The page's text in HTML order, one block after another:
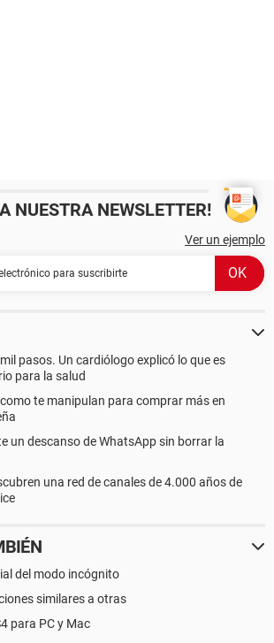
NUESTRA NEWSLETTER!
Ver un ejemplo
pasos. Un cardiólogo explicó lo que es
para la salud
como te manipulan para comprar más en
un descanso de WhatsApp sin borrar la
una red de canales de 4.000 años de
del modo incógnito
similares a otras
para PC y Mac